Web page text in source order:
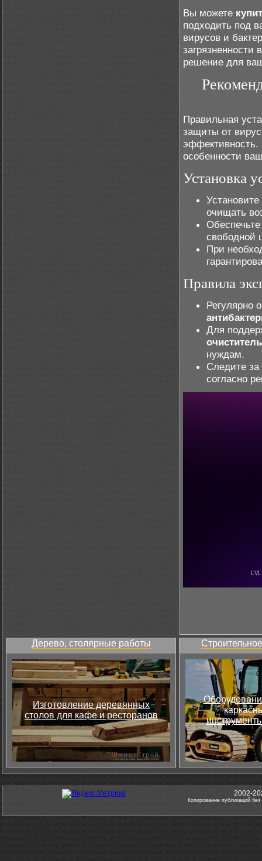
Вы можете
подходить под
вирусов и
загрязненности
решение для
Правильная
защиты от
эффективность.
особенности
Установка
очищать
свободной
При
Правила
Регулярно
Для
нуждам.
Следите
согласно
Дерево, столярные работы
Изготовление деревянных
столов для кафе и ресторанов
2002-
Копирование публикаций